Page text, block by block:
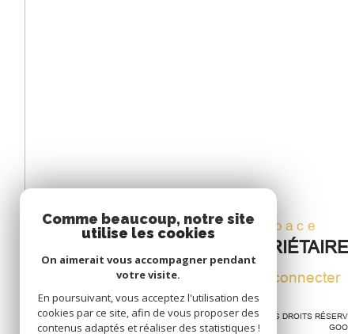
Espace
PROPRIÉTAIRE
Se connecter
© 2026 | TOUS DROITS
Comme beaucoup, notre site
utilise les cookies
On aimerait vous accompagner pendant
votre visite.
En poursuivant, vous acceptez l'utilisation des
cookies par ce site, afin de vous proposer des
contenus adaptés et réaliser des statistiques !